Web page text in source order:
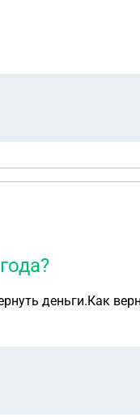
деньги.Как